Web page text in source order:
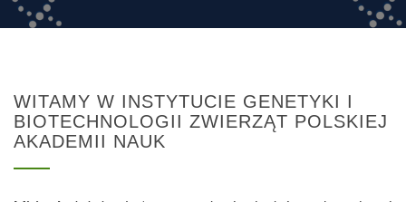
WITAMY W INSTYTUCIE GENETYKI I
BIOTECHNOLOGII ZWIERZĄT POLSKIEJ
AKADEMII NAUK